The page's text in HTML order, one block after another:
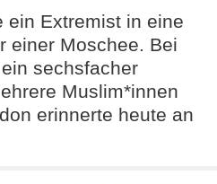
ein Extremist in eine
einer Moschee. Bei
sechsfacher
Muslim*innen
erinnerte heute an